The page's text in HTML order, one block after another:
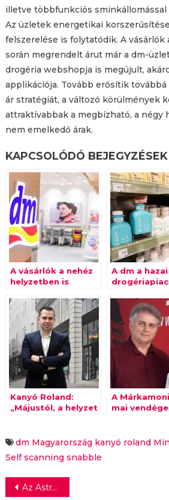
illetve többfunkciós sminkállomással
Az üzletek energetikai
felszerelése is folytatódik. A vásárlók
során megrendelt árut már a dm-
drogéria webshopja is megújult,
applikációja. Tovább erősítik
ár stratégiát, a változó körülmények
attraktívabbak a megbízható, a négy
nem emelkedő árak.
KAPCSOLÓDÓ BEJEGYZÉSEK
A vásárlók a nehéz
helyzetben is
a dm-nek
A dm a hazai
megkezdte
értékesítést
Kanyó Roland:
„Májustól, a helyzet
növekedéssel
tervezünk”
A
mai vendége
dm Magyarország kanyó roland
Self scanning snabble
Bejegyzés
Az AstraZeneca leszállítja a vállalt 180 millió vakcinát